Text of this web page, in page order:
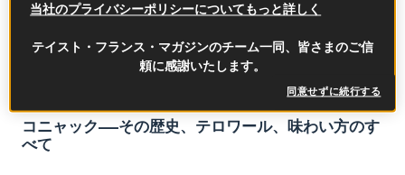
コニャック――その歴史、テロワール、味わい方のす
べて
当社のプライバシーポリシーについてもっと詳しく
テイスト・フランス・マガジンのチーム一同、皆さまのご信
頼に感謝いたします。
同意せずに続行する